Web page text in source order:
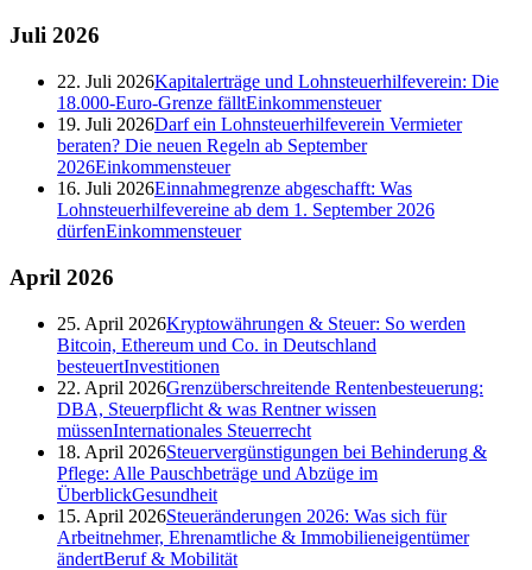
Juli 2026
22. Juli 2026Kapitalerträge und Lohnsteuerhilfeverein: Die
18.000-Euro-Grenze fälltEinkommensteuer
19. Juli 2026Darf ein Lohnsteuerhilfeverein Vermieter
beraten? Die neuen Regeln ab September
2026Einkommensteuer
16. Juli 2026Einnahmegrenze abgeschafft: Was
Lohnsteuerhilfevereine ab dem 1. September 2026
dürfenEinkommensteuer
April 2026
25. April 2026Kryptowährungen & Steuer: So werden
Bitcoin, Ethereum und Co. in Deutschland
besteuertInvestitionen
22. April 2026Grenzüberschreitende Rentenbesteuerung:
DBA, Steuerpflicht & was Rentner wissen
müssenInternationales Steuerrecht
18. April 2026Steuervergünstigungen bei Behinderung &
Pflege: Alle Pauschbeträge und Abzüge im
ÜberblickGesundheit
15. April 2026Steueränderungen 2026: Was sich für
Arbeitnehmer, Ehrenamtliche & Immobilieneigentümer
ändertBeruf & Mobilität